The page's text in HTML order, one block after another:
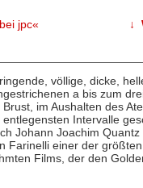
jpc« ↓
völlige, dicke,
a bis zum
im Aushalten des
Intervalle
Johann Joachim
Farinelli einer der
Films, der den